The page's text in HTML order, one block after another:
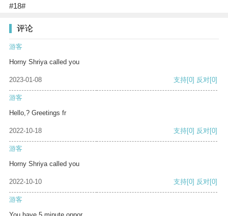
#18#
评论
游客
Horny Shriya called you
2023-01-08 支持[0] 反对[0]
游客
Hello,? Greetings fr
2022-10-18 支持[0] 反对[0]
游客
Horny Shriya called you
2022-10-10 支持[0] 反对[0]
游客